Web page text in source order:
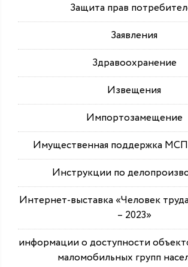
Защита прав
Заявления
Здравоохранение
Извещения
Импортозамещение
Имущественная поддержка
Инструкции по
Интернет-выставка «Человек
– 2023»
информации о доступности
маломобильных групп